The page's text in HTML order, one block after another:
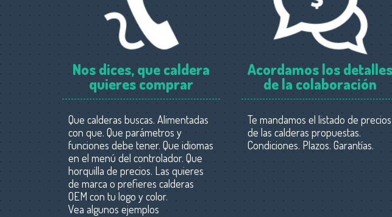
Nos dices, que caldera
quieres comprar
Que calderas buscas. Alimentadas
con que. Que parámetros y
funciones debe tener. Que idiomas
en el menú del controlador. Que
horquilla de precios. Las quieres
de marca o prefieres calderas
OEM con tu logo y color.
Vea algunos ejemplos
Acordamos los detalles
de la colaboración
Te mandamos el listado de precios
de las calderas propuestas.
Condiciones. Plazos. Garantías.